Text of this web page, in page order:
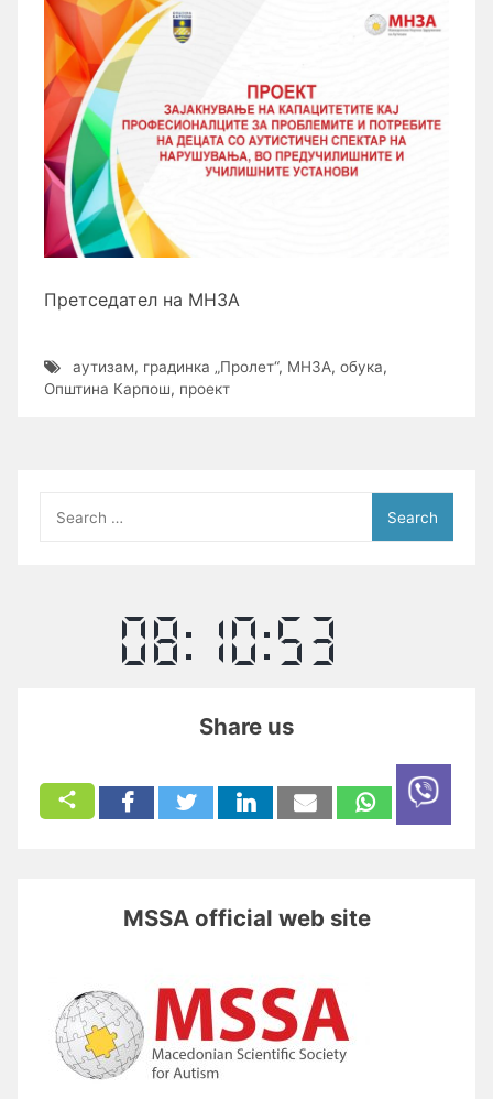
Претседател на МНЗА
аутизам, градинка „Пролет“, МНЗА, обука,
Општина Карпош, проект
for:
Share us
MSSA official web site